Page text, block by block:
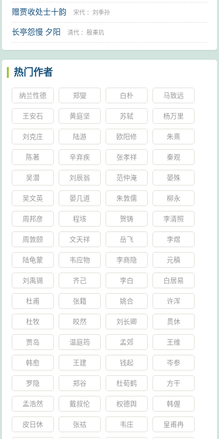
1日“反帝日”举行示威，而且争取发动上海工人总罢工。
对于中共中央的做法，陈独秀专门致信中共中央提出批
评，主张在这个时候片面宣传“拥护苏联”“于我们不利”，
绝不能简单地认为“广大群众都认同苏联是中国解放的朋
友”（《陈独秀给中共中央的信》，1929年7月28日，8月
央的政治路线，中共中央很快正式决议将陈独秀等人开
除出党。（《江苏省委为开除彭述之、汪泽凯、马玉
夫、蔡振德及反对党内机会主义与托洛斯基反对派的决
议》，1929年10月20日；《中共中央政治局关于开除陈
独秀党籍并批准江苏省委开除彭述之、汪泽凯、马玉
夫、蔡振德四人决议案》，1929年11月15日，《中共中
央文件选集》第5册，第549－555页。）中共中央明确认
为，陈独秀等人在中东路问题上的意见，“是党内一些动
摇的机会主义分子的立场的最露骨的表现。（《评陈独
秀的信件》）”，陈独秀被开除出中国共产党。12月，与
彭述之等81人发表《我们的政治意见书》，攻击中国共
产党的机会主义领导层。同时，在上海建立托派组织“无
产者社”，出版《无产者》刊物，宣传托派观点。1932
年，在上海淞沪抗会战中，支持抗战，谴责蒋介石卖国
独裁，而后被国民党政府逮捕。1937年8月出狱，拥护国
共合作和国民党领导抗日，在武汉联络民主人士和抗日
军队，试图组织“不拥国、不阿共”的第三势力。此时的陈
独秀已偏离了托派纲领，并遭到多数中国托派的反对，
但仍与托派组织保持关系——直至逝世也未曾脱离过这
种组织和思想、政治关系。1938年，被王明、康生诬陷
为日本间谍，从此与中共彻底决裂。晚年陈独秀最终的
立场是要求建立民主的政权，开始对共产主义理论进行
赠贾收处士十韵 宋代 ：刘季孙
长亭怨慢 夕阳 清代 ：殷秉玑
热门作者
纳兰性德 郑燮 白朴 马致远
王安石 黄庭坚 苏轼 杨万里
刘克庄 陆游 欧阳修 朱熹
陈著 辛弃疾 张孝祥 秦观
吴潜 刘辰翁 范仲淹 晏殊
吴文英 晏几道 朱敦儒 柳永
周邦彦 程垓 贺铸 李清照
周敦颐 文天祥 岳飞 李煜
陆龟蒙 韦应物 李商隐 元稹
刘禹锡 齐己 李白 白居易
杜甫 张籍 姚合 许浑
杜牧 皎然 刘长卿 贯休
贾岛 温庭筠 孟郊 王维
韩愈 王建 钱起 岑参
罗隐 郑谷 杜荀鹤 方干
孟浩然 戴叔伦 权德舆 韩偓
皮日休 张祜 韦庄 皇甫冉